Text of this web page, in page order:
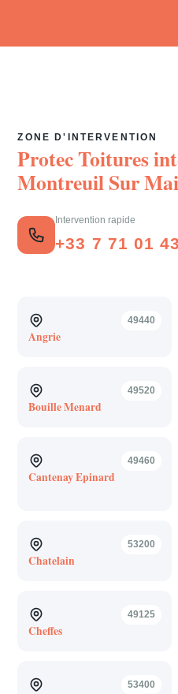
ZONE D'INTERVENTION
Protec Toitures
Montreuil Sur
Intervention rapide
+33 7 71 01
49440
Angrie
49520
Bouille Menard
49460
Cantenay Epinard
53200
Chatelain
49125
Cheffes
53400